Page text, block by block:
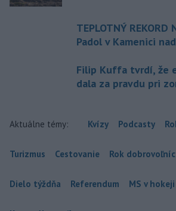
TEPLOTNÝ REKORD
Padol v Kamenici
Filip Kuffa tvrdí, že
dala za pravdu pri
Aktuálne témy: Kvízy Podcasty
Turizmus Cestovanie Rok
Dielo týždňa Referendum MS v hokeji